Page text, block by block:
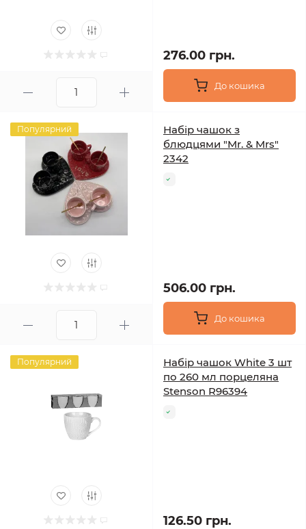
276.00 грн.
До кошика
Популярний
Набір чашок з
блюдцями "Mr. & Mrs"
2342
506.00 грн.
До кошика
Популярний
Набір чашок White 3 шт
по 260 мл порцеляна
Stenson R96394
126.50 грн.